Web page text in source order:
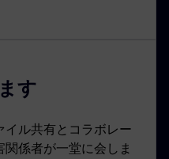
す
イル共有とコラボレー
係者が一堂に会しま